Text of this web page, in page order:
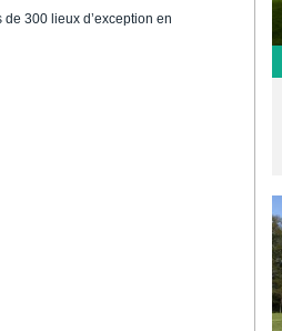
300 lieux d’exception en